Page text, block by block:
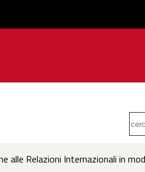
alle Relazioni Internazionali in